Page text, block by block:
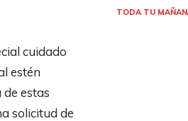
cuidado
estén
estas
solicitud de
TODA TU